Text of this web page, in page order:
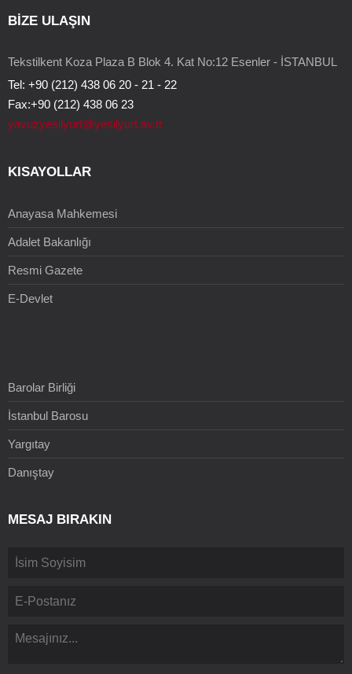
BİZE ULAŞIN
Tekstilkent Koza Plaza B Blok 4. Kat No:12 Esenler - İSTANBUL
Tel: +90 (212) 438 06 20 - 21 - 22
Fax:+90 (212) 438 06 23
yavuzyesilyurt@yesilyurt.av.tr
KISAYOLLAR
Anayasa Mahkemesi
Adalet Bakanlığı
Resmi Gazete
E-Devlet
Barolar Birliği
İstanbul Barosu
Yargıtay
Danıştay
MESAJ BIRAKIN